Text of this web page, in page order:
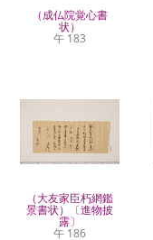
（成仏院覚心書
状）
午 183
（大友家臣朽網鑑
景書状）〔進物披
露〕
午 186